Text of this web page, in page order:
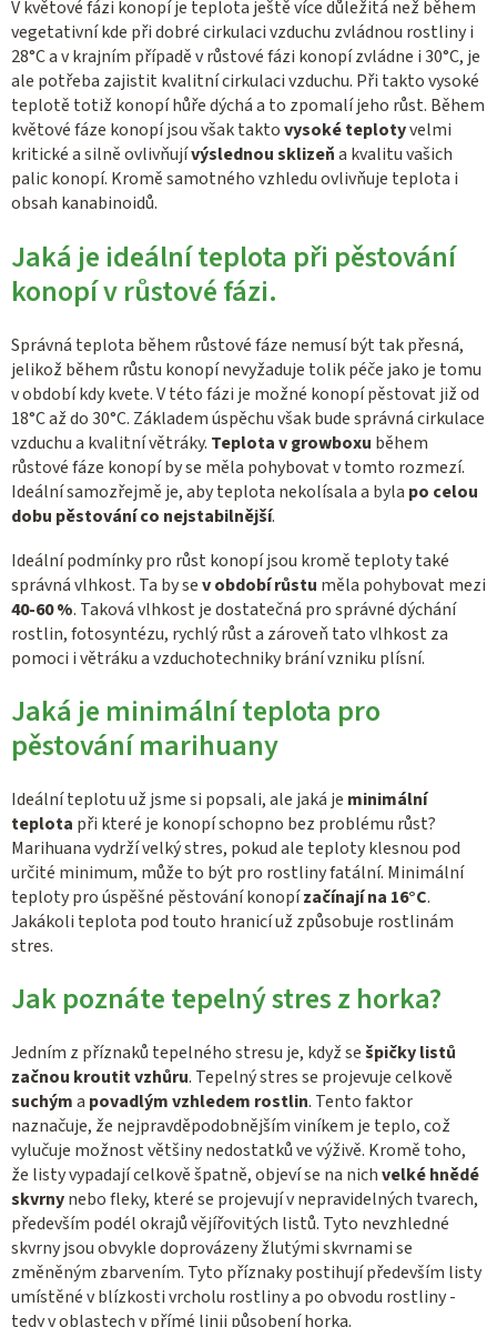
V květové fázi konopí je teplota ještě více důležitá než během
vegetativní kde při dobré cirkulaci vzduchu zvládnou rostliny i
28°C a v krajním případě v růstové fázi konopí zvládne i 30°C, je
ale potřeba zajistit kvalitní cirkulaci vzduchu. Při takto vysoké
teplotě totiž konopí hůře dýchá a to zpomalí jeho růst. Během
květové fáze konopí jsou však taktovysoké teplotyvelmi
kritické a silně ovlivňujívýslednou sklizeňa kvalitu vašich
palic konopí. Kromě samotného vzhledu ovlivňuje teplota i
obsah kanabinoidů.
Jaká je ideální teplota při pěstování
konopí v růstové fázi.
Správná teplota během růstové fáze nemusí být tak přesná,
jelikož během růstu konopí nevyžaduje tolik péče jako je tomu
v období kdy kvete. V této fázi je možné konopí pěstovat již od
18°C až do 30°C. Základem úspěchu však bude správná cirkulace
vzduchu a kvalitní větráky. Teplota v growboxu během
růstové fáze konopí by se měla pohybovat v tomto rozmezí.
Ideální samozřejmě je, aby teplota nekolísala a byla po celou
dobu pěstování co nejstabilnější.
Ideální podmínky pro růst konopí jsou kromě teploty také
správná vlhkost. Ta by sev období růstu měla pohybovat mezi
40-60 %. Taková vlhkost je dostatečná pro správné dýchání
rostlin, fotosyntézu, rychlý růst a zároveň tato vlhkost za
pomoci i větráku a vzduchotechniky brání vzniku plísní.
Jaká je minimální teplota pro
pěstování marihuany
Ideální teplotu už jsme si popsali, ale jaká je minimální
teplota při které je konopí schopno bez problému růst?
Marihuana vydrží velký stres, pokud ale teploty klesnou pod
určité minimum, může to být pro rostliny fatální. Minimální
teploty pro úspěšné pěstování konopízačínají na 16°C.
Jakákoli teplota pod touto hranicí už způsobuje rostlinám
stres.
Jak poznáte tepelný stres z horka?
Jedním z příznaků tepelného stresu je, když sešpičky listů
začnou kroutit vzhůru. Tepelný stres se projevuje celkově
suchýma povadlým vzhledem rostlin. Tento faktor
naznačuje, že nejpravděpodobnějším viníkem je teplo, což
vylučuje možnost většiny nedostatků ve výživě. Kromě toho,
že listy vypadají celkově špatně, objeví se na nichvelké hnědé
skvrnynebo fleky, které se projevují v nepravidelných tvarech,
především podél okrajů vějířovitých listů. Tyto nevzhledné
skvrny jsou obvykle doprovázeny žlutými skvrnami se
změněným zbarvením. Tyto příznaky postihují především listy
umístěné v blízkosti vrcholu rostliny a po obvodu rostliny -
tedy v oblastech v přímé linii působení horka.